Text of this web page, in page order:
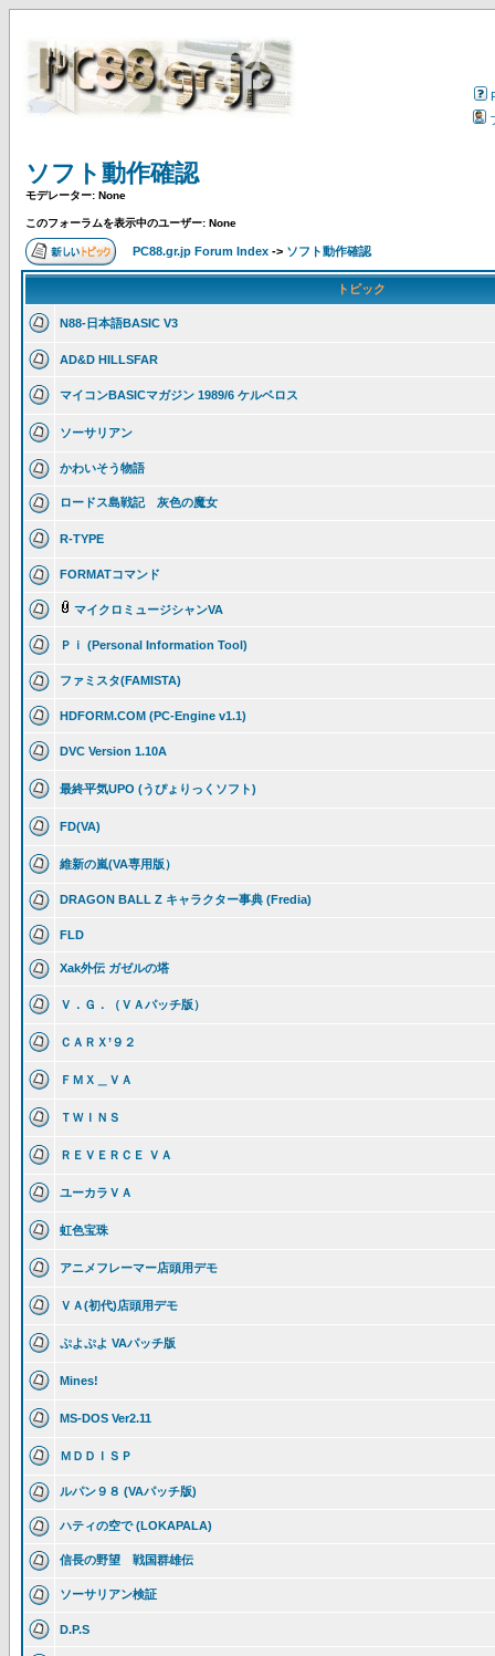
ソフト動作確認
モデレーター: None
このフォーラムを表示中のユーザー: None
PC88.gr.jp Forum Index -> ソフト動作確認
トピック
N88-日本語BASIC V3
AD&D HILLSFAR
マイコンBASICマガジン 1989/6 ケルベロス
ソーサリアン
かわいそう物語
ロードス島戦記 灰色の魔女
R-TYPE
FORMATコマンド
マイクロミュージシャンVA
Ｐｉ (Personal Information Tool)
ファミスタ(FAMISTA)
HDFORM.COM (PC-Engine v1.1)
DVC Version 1.10A
最終平気UPO (うぴょりっくソフト)
FD(VA)
維新の嵐(VA専用版）
DRAGON BALL Z キャラクター事典 (Fredia)
FLD
Xak外伝 ガゼルの塔
Ｖ．Ｇ．（ＶＡパッチ版）
ＣＡＲＸ’９２
ＦＭＸ＿ＶＡ
ＴＷＩＮＳ
ＲＥＶＥＲＣＥ ＶＡ
ユーカラＶＡ
虹色宝珠
アニメフレーマー店頭用デモ
ＶＡ(初代)店頭用デモ
ぷよぷよ VAパッチ版
Mines!
MS-DOS Ver2.11
ＭＤＤＩＳＰ
ルパン９８ (VAパッチ版)
ハティの空で (LOKAPALA)
信長の野望 戦国群雄伝
ソーサリアン検証
D.P.S